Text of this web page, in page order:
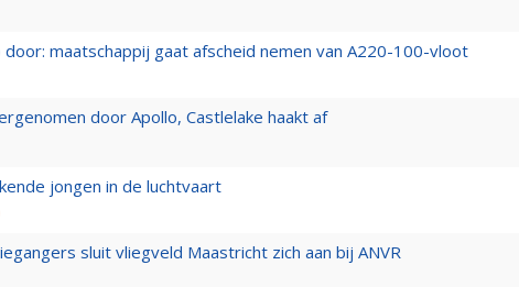
door: maatschappij gaat afscheid nemen van A220-100-vloot
door Apollo, Castlelake haakt af
jongen in de luchtvaart
sluit vliegveld Maastricht zich aan bij ANVR